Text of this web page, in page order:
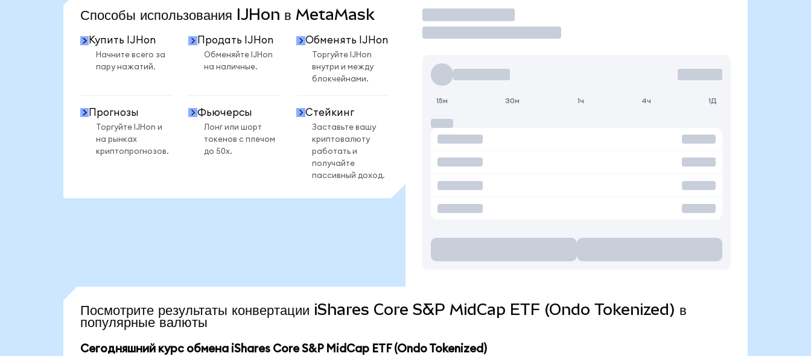
Способы использования IJHon в MetaMask
Купить IJHon
Начните всего за
пару нажатий.
Продать IJHon
Обменяйте IJHon
на наличные.
Обменять IJHon
Торгуйте IJHon
внутри и между
блокчейнами.
Прогнозы
Торгуйте IJHon и
на рынках
криптопрогнозов.
Фьючерсы
Лонг или шорт
токенов с плечом
до 50x.
Стейкинг
Заставьте вашу
криптовалюту
работать и
получайте
пассивный доход.
Торговать
15м 30м 1ч 4ч 1Д
Посмотрите результаты конвертации iShares Core S&P MidCap ETF (Ondo Tokenized) в
популярные валюты
Сегодняшний курс обмена iShares Core S&P MidCap ETF (Ondo Tokenized)